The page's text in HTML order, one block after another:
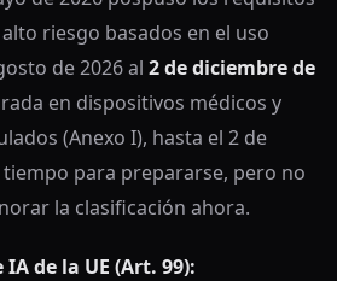
riesgo basados en el uso
de 2026 al 2 de diciembre de
en dispositivos médicos y
(Anexo I), hasta el 2 de
para prepararse, pero no
la clasificación ahora.
de la UE (Art. 99):